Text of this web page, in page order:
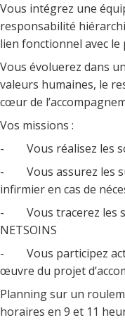
Vous intégrez une
responsabilité
lien fonctionnel avec
Vous évoluerez dans
valeurs humaines, le
cœur de
Vos missions :
- Vous réalisez les
- Vous assurez les
infirmier en cas de
- Vous tracerez les
NETSOINS
- Vous participez
œuvre du projet
Planning sur un
horaires en 9 et 11